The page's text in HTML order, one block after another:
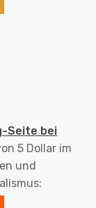
Seite bei
5 Dollar im
und